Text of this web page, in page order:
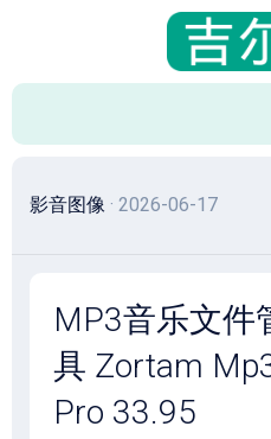
容
影音图像 · 2026-06-17
MP3音乐文件
具 Zortam
Pro 33.95